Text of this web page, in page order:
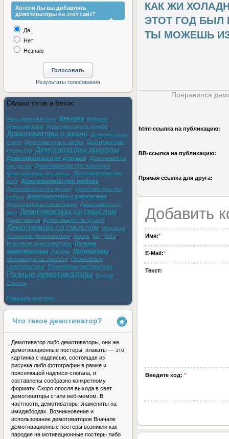
КАК ЖИ
ЭТОТ ГОД БЫЛ
ТЫ МОЖЕШЬ
Понравился
html-cсылка на публикацию:
BB-cсылка на публикацию:
Прямая ссылка для друга:
Добавить
Имя:*
E-Mail:*
Текст:
Введите код: *
Хотели бы вы добавлять
демотиваторы на этот сайт?
Да
Нет
Незнаю
Облако тэгов и меток:
Авто демотиваторы Девушка Девушки
Демотиваторы Демотиваторы о дружбе
Демотиваторы о жизни
Демотиваторы
о котэ
Демотиваторы о любви
Демотиваторы
по русски Демотиваторы приколы
Демотиваторы про девушек
Демотиваторы
про детей
Демотиваторы про животных
Демотиваторы про жизнь
Демотиваторы про
котэ
Демотиваторы про любовь
Демотиваторы про музыку
Демотиваторы про
работу
Демотиваторы с девушками
Демотиваторы с животными
Демотиваторы с
котэ
Демотиваторы со смыслом
Демотивация Демотивация по русски
Демотивация со смыслом Женщина
Жизненые демотиваторы Жизнь Кот Котэ
Красивые демотиваторы Лучшие
демотиваторы
Любовь Мотиваторы
Мотиваторы со смыслом
Позитивные
демотиваторы
Позитивные мотиваторы
Разные демотиваторы Россия
Счастье
Показать все теги
Что такое демотиватор?
Демотиватор либо демотиваторы, они же
демотивационные постеры, плакаты — это
картинка с надписью, состоящая из
рисунка либо фотографии в рамке и
поясняющей надписи-слогана, и
составлены сообразно конкретному
формату. Скоро опосля выхода в свет
демотиваторы стали веб-мемом. В
частности, демотиваторы знамениты на
имиджбордах. Возникновение и
использование демотиваторов Вначале
демотивационные постеры возникли как
пародия на мотивационные постеры либо